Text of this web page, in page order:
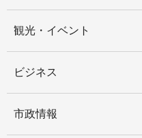
観光・イベント
ビジネス
市政情報